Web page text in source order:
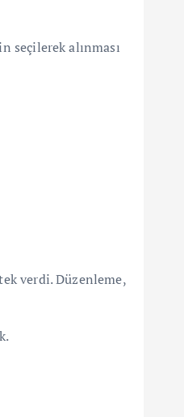
seçilerek alınması
verdi. Düzenleme,